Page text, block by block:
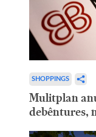
SHOPPINGS
Mulitplan
debêntures,